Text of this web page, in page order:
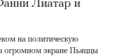
на политическую
огромном экране Пьяццы